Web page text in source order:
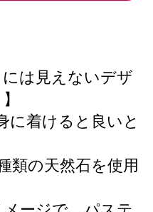
には見えないデザ
に着けると良いと
類の天然石を使用